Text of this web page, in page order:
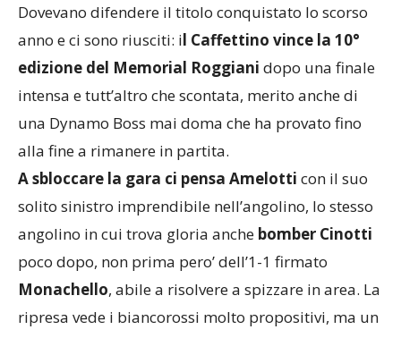
Dovevano difendere il titolo conquistato lo scorso
anno e ci sono riusciti: il Caffettino vince la 10°
edizione del Memorial Roggiani dopo una finale
intensa e tutt’altro che scontata, merito anche di
una Dynamo Boss mai doma che ha provato fino
alla fine a rimanere in partita.
A sbloccare la gara ci pensa Amelotti con il suo
solito sinistro imprendibile nell’angolino, lo stesso
angolino in cui trova gloria anche bomber Cinotti
poco dopo, non prima pero’ dell’1-1 firmato
Monachello, abile a risolvere a spizzare in area. La
ripresa vede i biancorossi molto propositivi, ma un